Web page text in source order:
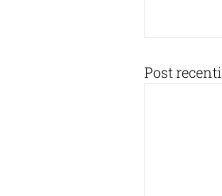
Post recenti